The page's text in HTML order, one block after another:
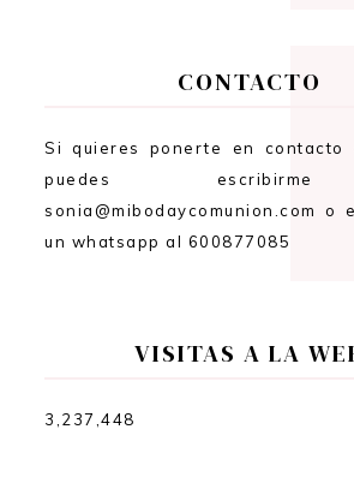
CONTACTO
Si quieres ponerte en contacto
puedes
sonia@mibodaycomunion.com o
un whatsapp al 600877085
VISITAS A LA
3,237,448